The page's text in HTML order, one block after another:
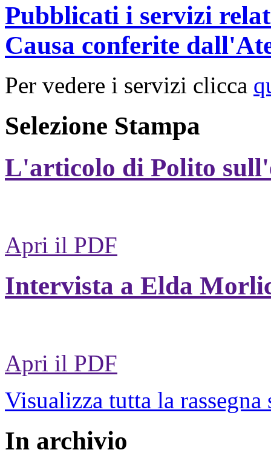
Pubblicati i servizi
Causa conferite
Per vedere i servizi clicca
Selezione Stampa
L'articolo di Polito
Apri il PDF
Intervista a Elda
Apri il PDF
Visualizza tutta la rassegna
In archivio